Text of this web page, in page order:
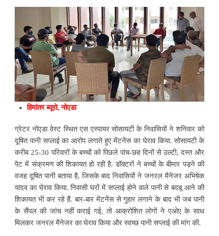
हिमांतर ब्‍यूरो, नोएडा
ग्रेटर नोएडा वेस्ट स्थित एस एस्पायर सोसायटी के निवासियों ने शनिवार को
दूषित पानी सप्लाई का आरोप लगाते हुए मेंटनेंस का घेराव किया. सोसायटी के
करीब 25-30 परिवारों के बच्चों को पिछले पांच-छह दिनों से उल्टी, दस्त और
पेट में संक्रमण की शिकायत हो रही है. डॉक्टरों ने बच्चों के बीमार पड़ने की
वजह दूषित पानी बताया है, जिसके बाद निवासियों ने जनरल मैनेजर अभिषेक
यादव का घेराव किया. निवासी घरों में सप्लाई होने वाले पानी से बदबू आने की
शिकायत भी कर रहे हैं. बार-बार मेंटनेंस से गुहार लगाने के बाद भी जब पानी
के सैंपल की जांच नहीं कराई गई, तो आक्रोशित लोगों ने एओए के साथ
मिलकर जनरल मैनेजर का घेराव किया और स्वच्छ पानी सप्लाई की मांग की.